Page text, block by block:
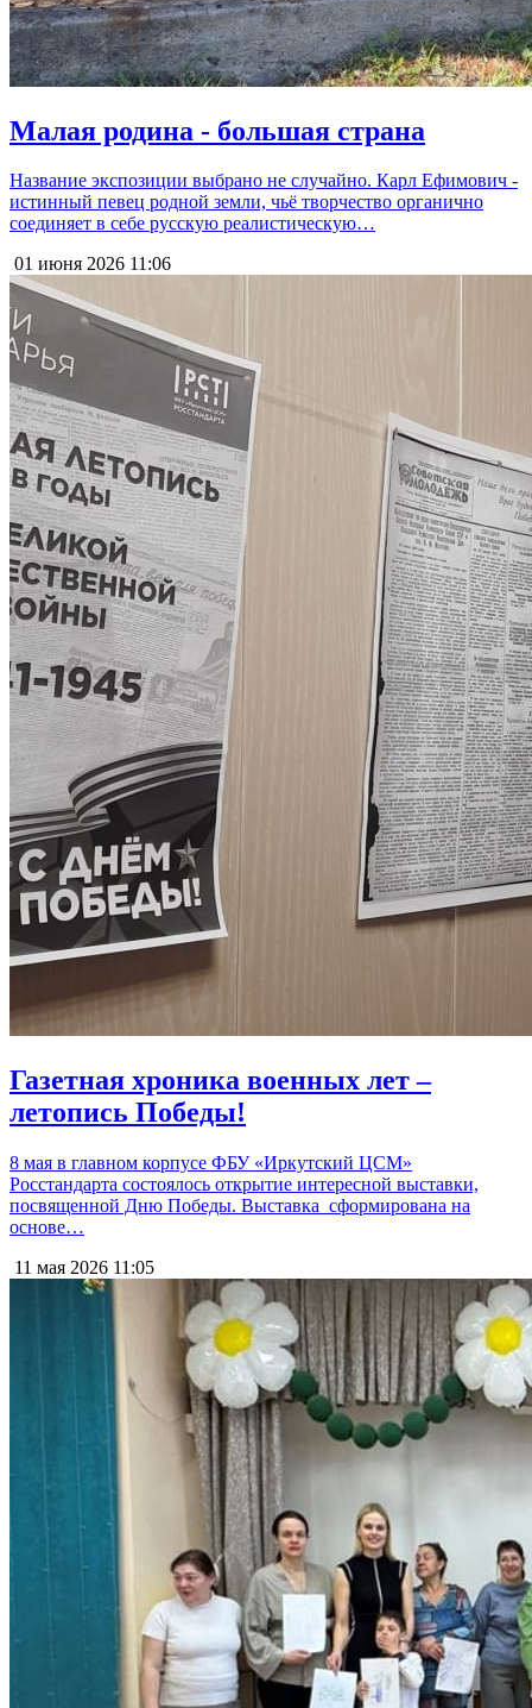
Малая родина - большая страна
Название экспозиции выбрано не случайно. Карл Ефимович -
истинный певец родной земли, чьё творчество органично
соединяет в себе русскую реалистическую…
01 июня 2026 11:06
Газетная хроника военных лет –
летопись Победы!
8 мая в главном корпусе ФБУ «Иркутский ЦСМ»
Росстандарта состоялось открытие интересной выставки,
посвященной Дню Победы. Выставка сформирована на
основе…
11 мая 2026 11:05